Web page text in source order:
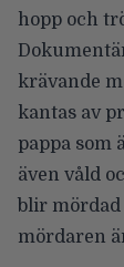
hopp och
krävande
kantas av
pappa som
även våld
blir
mördaren